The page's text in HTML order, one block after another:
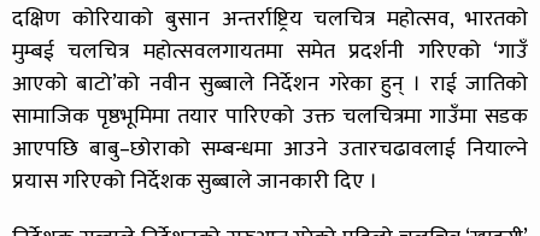
दक्षिण कोरियाको बुसान अन्तर्राष्ट्रिय चलचित्र महोत्सव, भारतको
मुम्बई चलचित्र महोत्सवलगायतमा समेत प्रदर्शनी गरिएको ‘गाउँ
आएको बाटो’को नवीन सुब्बाले निर्देशन गरेका हुन् । राई जातिको
सामाजिक पृष्ठभूमिमा तयार पारिएको उक्त चलचित्रमा गाउँमा सडक
आएपछि बाबु–छोराको सम्बन्धमा आउने उतारचढावलाई नियाल्ने
प्रयास गरिएको निर्देशक सुब्बाले जानकारी दिए ।